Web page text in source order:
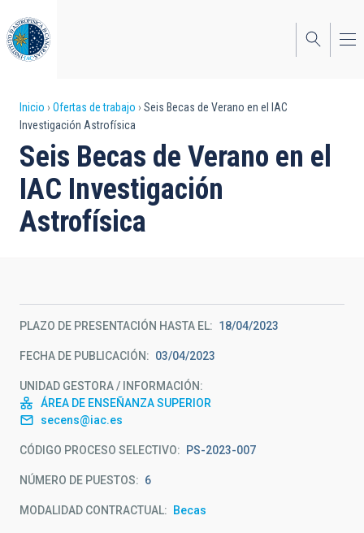
al
contenido
principal
Sobrescribir
enlaces
de
ayuda
a
Inicio Ofertas de trabajo
Seis Becas de Verano en el IAC
Investigación Astrofísica
Seis Becas de Verano en el
IAC Investigación
Astrofísica
PLAZO DE PRESENTACIÓN HASTA EL 18/04/2023
FECHA DE PUBLICACIÓN 03/04/2023
UNIDAD GESTORA / INFORMACIÓN
ÁREA DE ENSEÑANZA SUPERIOR
secens@iac.es
CÓDIGO PROCESO SELECTIVO PS-2023-007
NÚMERO DE PUESTOS 6
MODALIDAD CONTRACTUAL Becas